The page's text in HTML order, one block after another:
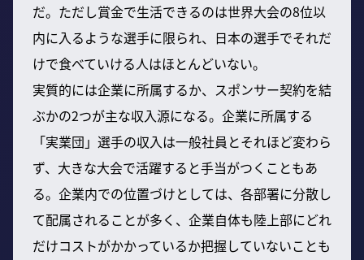
だ。ただし賞金で生活できるのは世界大会の8位以
内に入るような選手に限られ、日本の選手でそれだ
けで食べていける人はほとんどいない。
実質的には企業に所属するか、スポンサー契約を結
ぶかの2つが主な収入源になる。企業に所属する
「実業団」選手の収入は一般社員とそれほど変わら
ず、大きな大会で活躍すると手当がつくこともあ
る。企業内での位置づけとしては、各部署に分散し
て配属されることが多く、企業自体も陸上部にどれ
だけコストがかかっているか把握していないことも